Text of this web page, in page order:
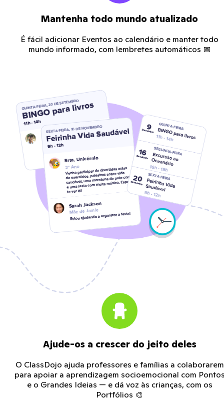
Mantenha todo mundo atualizado
É fácil adicionar Eventos ao calendário e manter todo
mundo informado, com lembretes automáticos 📅
Ajude-os a crescer do jeito deles
O ClassDojo ajuda professores e famílias a colaborarem
para apoiar a aprendizagem socioemocional com
e o Grandes Ideias — e dá voz às crianças, com os
Portfólios 🎨